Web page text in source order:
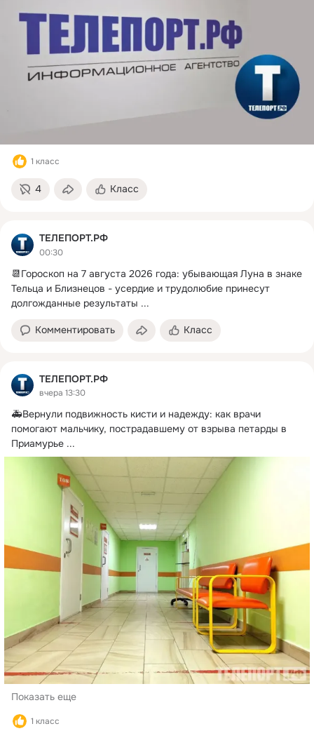
1 класс
4 Класс
ТЕЛЕПОРТ.РФ
00:30
📆Гороскоп на 7 августа 2026 года: убывающая Луна в знаке
Тельца и Близнецов - усердие и трудолюбие принесут
долгожданные результаты ...
Комментировать Класс
ТЕЛЕПОРТ.РФ
вчера 13:30
🚑Вернули подвижность кисти и надежду: как врачи
помогают мальчику, пострадавшему от взрыва петарды в
Приамурье ...
Показать еще
1 класс